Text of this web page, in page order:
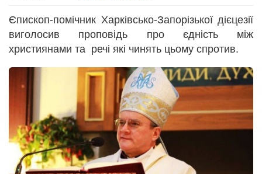
Єпископ-помічник Харківсько-Запорізької дієцезії
виголосив проповідь про єдність між
християнами та речі які чинять цьому спротив.